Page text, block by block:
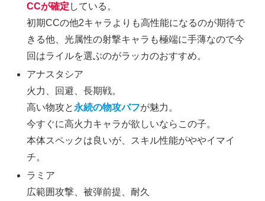
CCが確定 している。
初期CCの他2キャラよりも高性能になるのが期待で
きる他、光属性の射撃キャラも極端に手薄なので今
回はライルを選ぶのがラッカのおすすめ。
アナスタシア
火力、回避、長期戦。
高い物攻と 永続の物攻バフが魅力。
今すぐに高火力キャラが欲しいならこの子。
本体スペックは良いが、スキル性能がややイマイ
チ。
ラミア
広範囲攻撃、被弾前提、耐久